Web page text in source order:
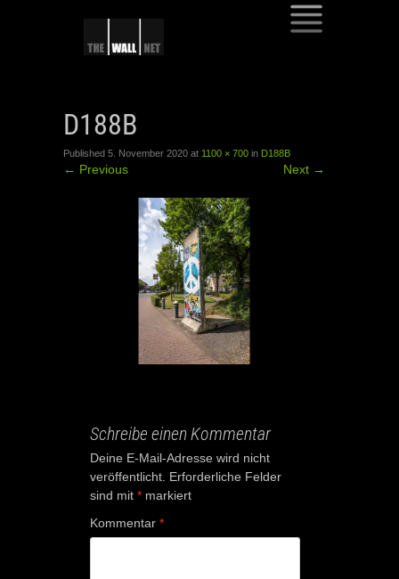
TO
CONTENT
D188B
Published 5. November 2020 at 1100 × 700 in D188B
← Previous Next →
Schreibe einen Kommentar
Deine E-Mail-Adresse wird nicht
veröffentlicht. Erforderliche Felder
sind mit * markiert
Kommentar *